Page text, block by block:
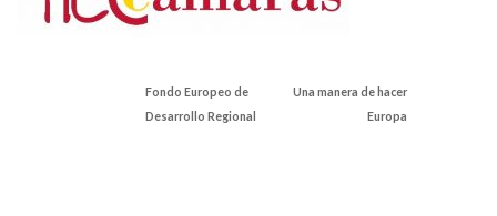
Fondo Europeo de
Desarrollo Regional
Una manera de hacer
Europa